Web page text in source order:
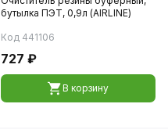
бутылка ПЭТ, 0,9л (AIRLINE)
Код 441106
727 ₽
В корзину